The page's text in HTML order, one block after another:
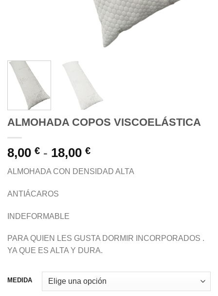
ALMOHADA COPOS VISCOELÁSTICA
8,00 € - 18,00 €Rango
de
precios:
ALMOHADA CON DENSIDAD ALTA
ANTIÁCAROS
INDEFORMABLE
PARA QUIEN LES GUSTA DORMIR INCORPORADOS .
YA QUE ES ALTA Y DURA.
MEDIDA